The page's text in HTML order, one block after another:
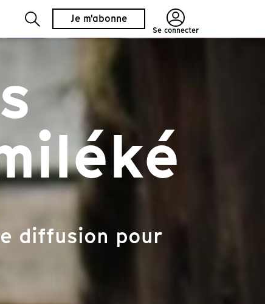
Je m'abonne
Se connecter
diffusion pour